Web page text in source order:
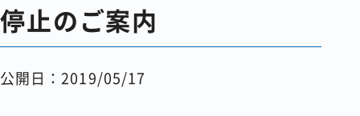
セミナー
FAQ
停止のご案内
公開日：2019/05/17